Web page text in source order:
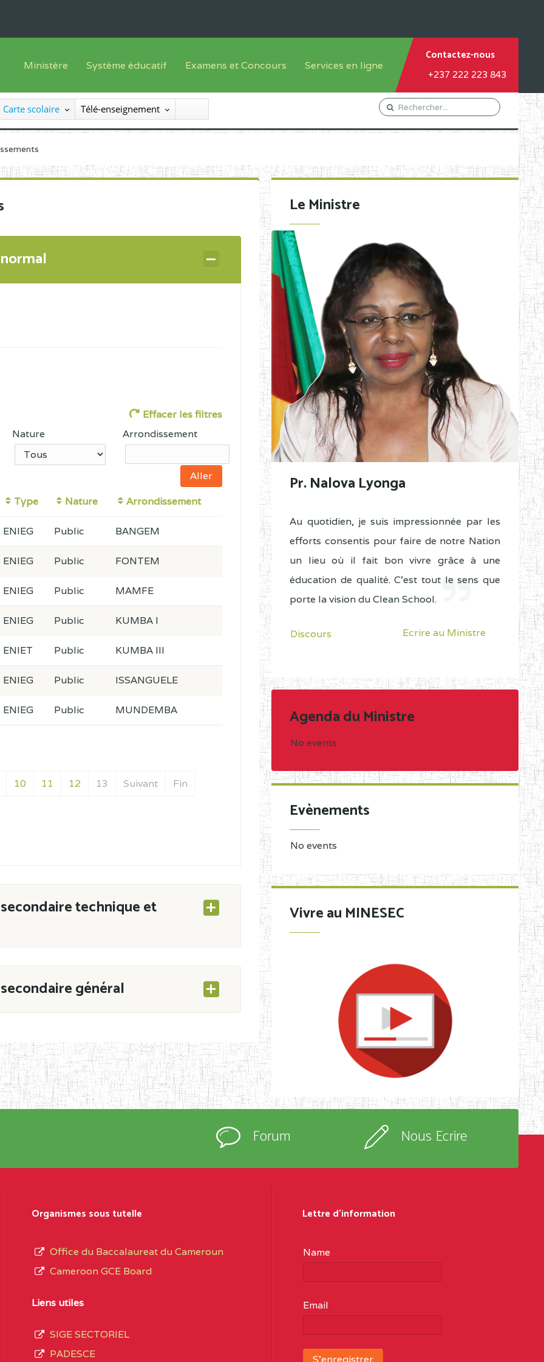
Ministère
Le Ministre
Le SEESEN
Inspection Générale des Enseignements
Organigramme
Système éducatif
Offre de formation
Sous système francophone
Progammes d'études
Examens et Concours
Inscriptions
Liste des candidats
Diplômes disponibles
Services en ligne
Orientation Conseil
Gestion du Personnel
Demande de subvention
Contactez-nous
+237 222 223 843
Carte scolaire Télé-enseignement
Effacer les filtres
Nature Arrondissement
Type Nature Arrondissement
10 11 12 13 Suivant Fin
ENIEG Public BANGEM
ENIEG Public FONTEM
ENIEG Public MAMFE
ENIEG Public KUMBA I
ENIET Public KUMBA III
ENIEG Public ISSANGUELE
ENIEG Public MUNDEMBA
technique et
général
CAB du 21 mars 2011 portant ouverture
Secondaire et Normal (RNE),
immatriculés et inscrits au
à la connaissance du grand public.
et Arrondissement ; suivent les
et d’ouverture, le nom du fondateur
sous-système, le type d’enseignement
Généralau terme des opérations
Le Ministre
Pr. Nalova Lyonga
Au quotidien, je suis impressionnée par les
efforts consentis pour faire de notre Nation
un lieu où il fait bon vivre grâce à une
éducation de qualité. C'est tout le sens que
porte la vision du Clean School.
Discours Ecrire au Ministre
Agenda du Ministre
No events
Evènements
No events
Vivre au MINESEC
Forum Nous Ecrire
Organismes sous tutelle
Office du Baccalaureat du Cameroun
Cameroon GCE Board
Liens utiles
SIGE SECTORIEL
PADESCE
Lettre d'information
Name
Email